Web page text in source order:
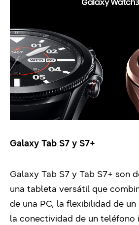
Galaxy Tab S7 y S7+
Galaxy Tab S7 y Tab S7+ son
una tableta versátil que
de una PC, la flexibilidad de
la conectividad de un teléfono